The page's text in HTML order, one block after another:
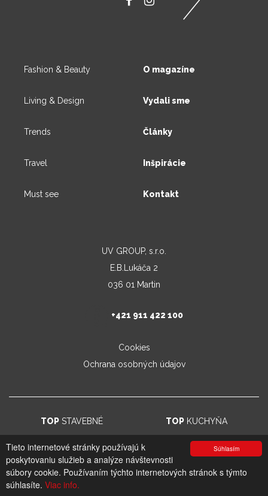
Súhlasím
Tieto internetové stránky používajú k
poskytovaniu služieb a analýze návštevnosti
súbory cookie. Používaním týchto internetových stránok s týmto
súhlasíte. Viac info.
Fashion & Beauty
Living & Design
Trends
Travel
Must see
O magazíne
Vydali sme
Články
Inšpirácie
Kontakt
UV GROUP, s.r.o.
E.B.Lukáča 2
036 01 Martin
+421 911 422 100
Cookies
Ochrana osobných údajov
TOPSTAVEBNÉ TOP KUCHYŇA
© 2026. UV GROUP s.r.o. | Created by CTS Europe s.r.o.